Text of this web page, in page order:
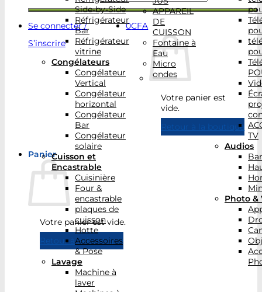
Se connecter /
S’inscrire
0CFA
Votre panier est
vide.
Retour à la boutique
Panier
Votre panier est vide.
Retour à la boutique
Side-by-Side
Réfrigérateur
Bar
Réfrigérateur
vitrine
Congélateurs
Congélateur
Vertical
Congélateur
horizontal
Congélateur
Bar
Congélateur
solaire
Cuisson et
Encastrable
Cuisinière
Four &
encastrable
plaques de
cuisson
Hotte
Accessoires
& Pose
Lavage
Machine à
laver
APPAREIL
DE
CUISSON
Fontaine à
Eau
Micro
ondes
TV
Audios
Photo &